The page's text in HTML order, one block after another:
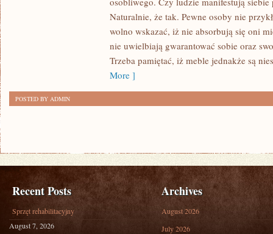
WYBOREM
Naturalnie, że tak. Pewne osoby nie
wolno wskazać, iż nie absorbują się oni
nie uwielbiają gwarantować sobie oraz
Trzeba pamiętać, iż meble jednakże są
More ]
POSTED BY ADMIN
Recent Posts
Sprzęt rehabilitacyjny
August 7, 2026
Archives
August 2026
July 2026